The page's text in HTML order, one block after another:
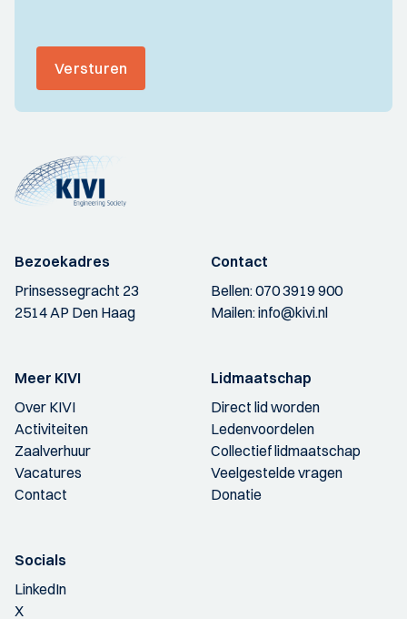
Versturen
Bezoekadres
Prinsessegracht 23
2514 AP Den Haag
Contact
Bellen:070 3919 900
Mailen:info@kivi.nl
Meer KIVI
Over KIVI
Activiteiten
Zaalverhuur
Vacatures
Contact
Lidmaatschap
Direct lid worden
Ledenvoordelen
Collectief lidmaatschap
Veelgestelde vragen
Donatie
Socials
LinkedIn
X